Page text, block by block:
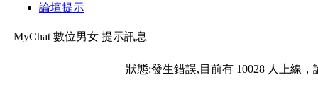
論壇提示
MyChat 數位男女 提示訊息
狀態:發生錯誤,目前有 10028 人上線